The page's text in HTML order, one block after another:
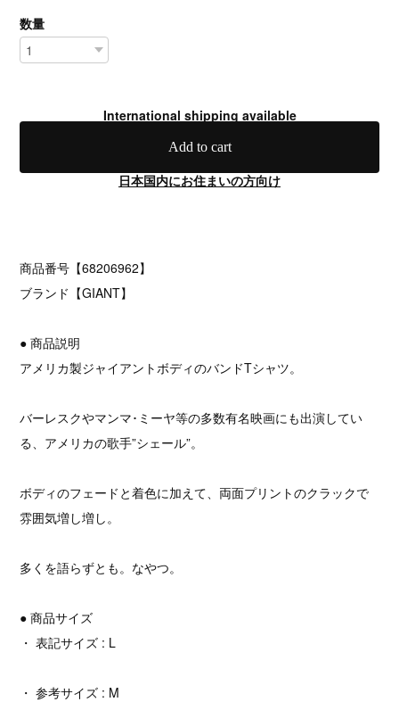
数量
International shipping available
Add to cart
日本国内にお住まいの方向け
商品番号【68206962】
ブランド【GIANT】
● 商品説明
アメリカ製ジャイアントボディのバンドTシャツ。
バーレスクやマンマ･ミーヤ等の多数有名映画にも出演してい
る、アメリカの歌手”シェール”。
ボディのフェードと着色に加えて、両面プリントのクラックで
雰囲気増し増し。
多くを語らずとも。なやつ。
● 商品サイズ
・ 表記サイズ : L
・ 参考サイズ : M